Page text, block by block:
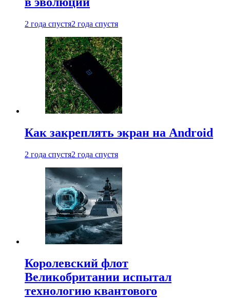
2 года спустя2 года спустя
Как закреплять экран на Android
2 года спустя2 года спустя
Королевский флот
Великобритании испытал
технологию квантового